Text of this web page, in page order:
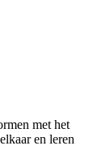
met het
en leren